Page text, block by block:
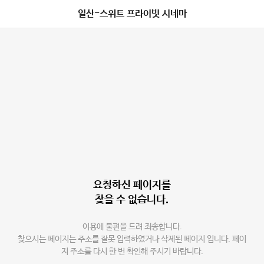
일산-스위트 프라이빗 시네마
요청하신 페이지를
찾을 수 없습니다.
이용에 불편을 드려 죄송합니다.
찾으시는 페이지는 주소를 잘못 입력하였거나 삭제된 페이지 입니다. 페이
지 주소를 다시 한 번 확인해 주시기 바랍니다.